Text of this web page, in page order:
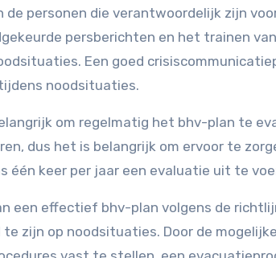
de personen die verantwoordelijk zijn
persberichten en het trainen
Een goed
noodsituaties.
om regelmatig het bhv-plan te
dus het is belangrijk om ervoor te
één keer per jaar een evaluatie uit te
een effectief bhv-plan volgens de
te zijn op noodsituaties. Door de